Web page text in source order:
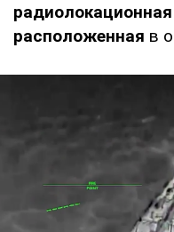
расположенная в